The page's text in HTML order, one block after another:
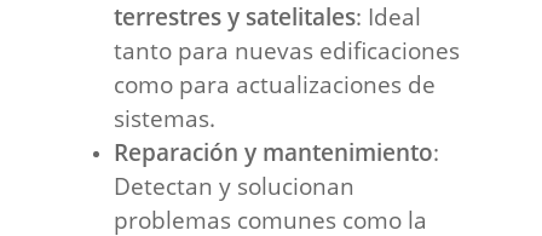
terrestres y satelitales: Ideal
tanto para nuevas edificaciones
como para actualizaciones de
sistemas.
Reparación y mantenimiento:
Detectan y solucionan
problemas comunes como la